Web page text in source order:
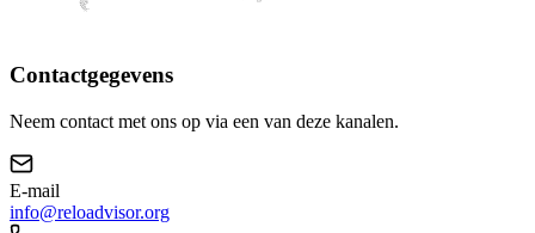
Contactgegevens
Neem contact met ons op via een van deze kanalen.
E-mail
info@reloadvisor.org